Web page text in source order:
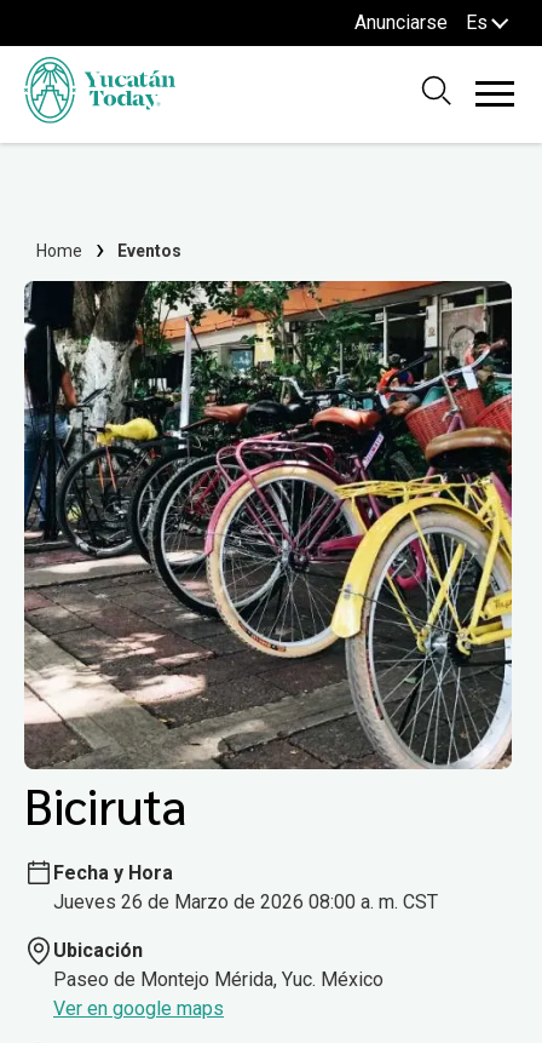
Anunciarse Es
Home Eventos
Biciruta
Fecha y Hora
Jueves 26 de Marzo de 2026 08:00 a. m. CST
Ubicación
Paseo de Montejo Mérida, Yuc. México
Ver en google maps